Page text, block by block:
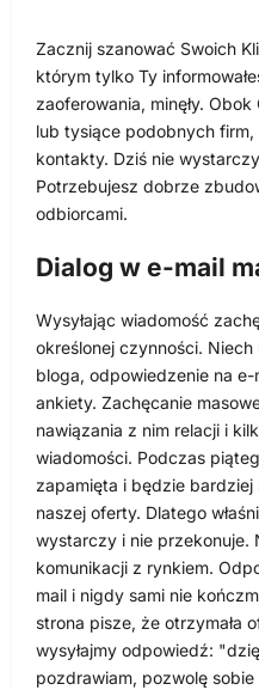
Zacznij szanować Swoich
którym tylko Ty
zaoferowania, minęły.
lub tysiące podobnych
kontakty. Dziś nie
Potrzebujesz dobrze
odbiorcami.
Dialog w e-mail
Wysyłając wiadomość
określonej czynności.
bloga, odpowiedzenie na e-
ankiety. Zachęcanie
nawiązania z nim relacji i
wiadomości. Podczas
zapamięta i będzie bardziej
naszej oferty. Dlatego
wystarczy i nie przekonuje.
komunikacji z rynkiem.
mail i nigdy sami nie
strona pisze, że otrzymała
wysyłajmy odpowiedź:
pozdrawiam, pozwolę